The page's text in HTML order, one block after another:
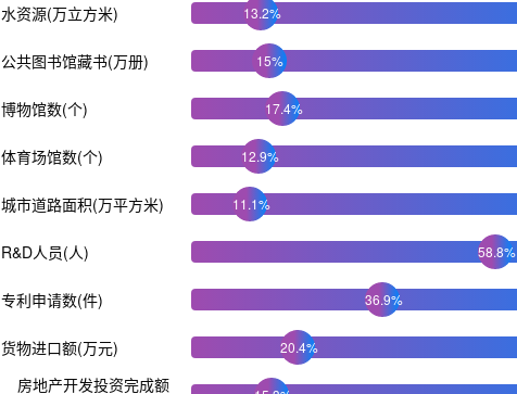
水资源(万立方米) 13.2%
公共图书馆藏书(万册) 15%
博物馆数(个) 17.4%
体育场馆数(个) 12.9%
城市道路面积(万平方米) 11.1%
R&D人员(人) 58.8%
专利申请数(件) 36.9%
货物进口额(万元) 20.4%
房地产开发投资完成额